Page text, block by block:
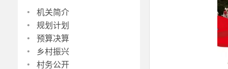
· 机关简介
· 规划计划
· 预算决算
· 乡村振兴
· 村务公开